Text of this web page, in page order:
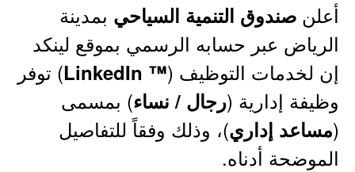
أعلن صندوق التنمية السياحي بمدينة
الرياض عبر حسابه الرسمي بموقع لينكد
إن لخدمات التوظيف (™ LinkedIn
) توفر
وظيفة إدارية (رجال / نساء) بمسمى
(مساعد إداري)، وذلك وفقاً للتفاصيل
الموضحة أدناه.